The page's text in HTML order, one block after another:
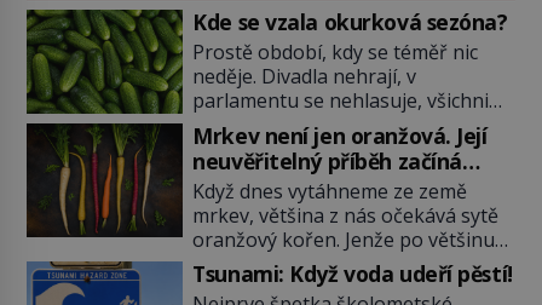
Kde se vzala okurková sezóna?
Prostě období, kdy se téměř nic
neděje. Divadla nehrají, v
parlamentu se nehlasuje, všichni
jsou na dovolené a média tak
nemají o čem mluvit a psát. A
vymýšlejí si proto témata, které
nikoho nezajímají. Proč je však ona
letní doba spojovaná zrovna s
okurkami? Okurkovou sezónu
známe už od poloviny 19. století,
ovšem jako Češi […]
Mrkev není jen oranžová. Její
neuvěřitelný příběh začíná
fialovou barvou
Když dnes vytáhneme ze země
mrkev, většina z nás očekává sytě
oranžový kořen. Jenže po většinu
své historie je mrkev všechno
možné, jen ne oranžová. Je fialová,
Tsunami: Když voda udeří pěstí!